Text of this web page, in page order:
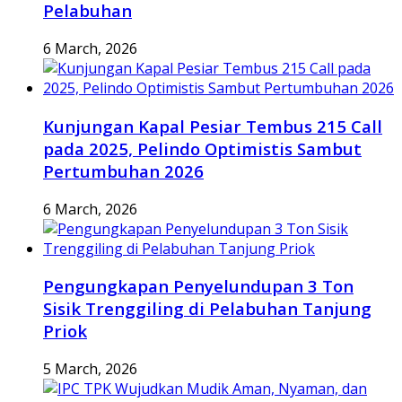
Pelabuhan
6 March, 2026
Kunjungan Kapal Pesiar Tembus 215 Call
pada 2025, Pelindo Optimistis Sambut
Pertumbuhan 2026
6 March, 2026
Pengungkapan Penyelundupan 3 Ton
Sisik Trenggiling di Pelabuhan Tanjung
Priok
5 March, 2026